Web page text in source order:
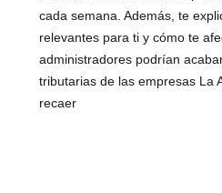
cada semana. Además, te
relevantes para ti y cómo te
administradores podrían
tributarias de las empresas La
recaer